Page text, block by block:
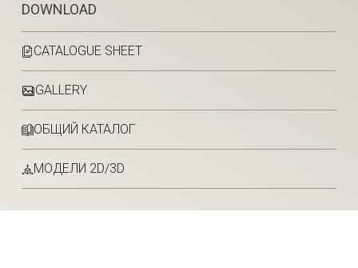
DOWNLOAD
CATALOGUE SHEET
GALLERY
ОБЩИЙ КАТАЛОГ
МОДЕЛИ 2D/3D